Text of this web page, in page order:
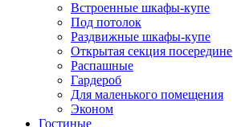
Встроенные шкафы-купе
Под потолок
Раздвижные шкафы-купе
Открытая секция посередине
Распашные
Гардероб
Для маленького помещения
Эконом
Гостиные